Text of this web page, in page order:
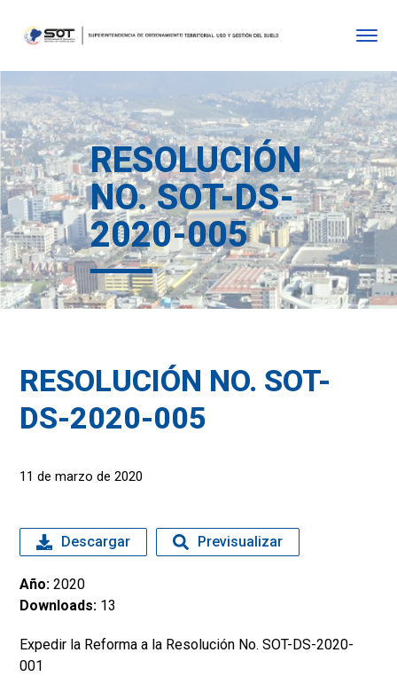
RESOLUCIÓN
NO. SOT-DS-
2020-005
RESOLUCIÓN NO. SOT-
DS-2020-005
11 de marzo de 2020
Expedir la Reforma a la Resolución No. SOT-DS-2020-
001
Descargar Previsualizar
Año: 2020
Downloads: 13